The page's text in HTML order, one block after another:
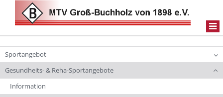
Sportangebot
Gesundheits- & Reha-Sportangebote
Information